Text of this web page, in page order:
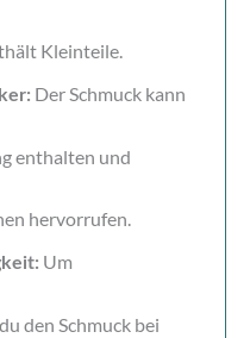
Kleinteile.
Der Schmuck kann
enthalten und
hervorrufen.
Um
den Schmuck bei